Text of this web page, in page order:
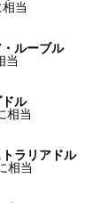
当
ルーブル
当
ル
相当
ラリアドル
相当